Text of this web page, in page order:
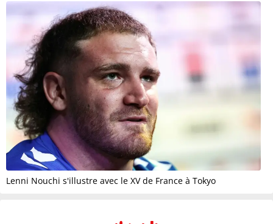
Lenni Nouchi s'illustre avec le XV de France à Tokyo